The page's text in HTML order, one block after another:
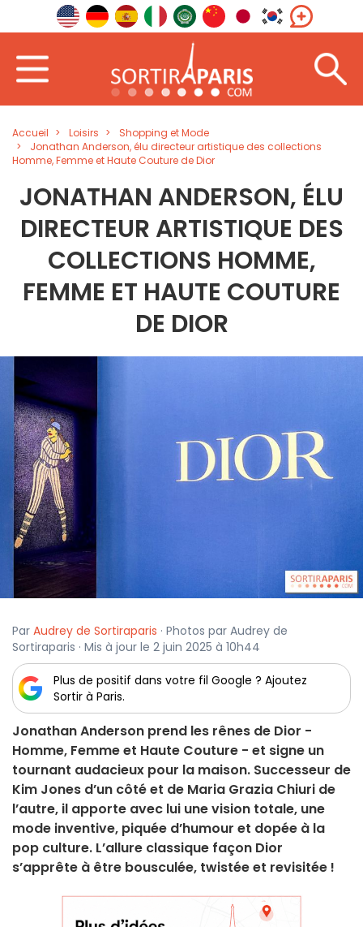
Accueil Loisirs
Shopping et Mode
Jonathan Anderson, élu directeur artistique des collections
Homme, Femme et Haute Couture de Dior
JONATHAN ANDERSON, ÉLU
DIRECTEUR ARTISTIQUE DES
COLLECTIONS HOMME,
FEMME ET HAUTE COUTURE
DE DIOR
Par Audrey de Sortiraparis · Photos par Audrey de
Sortiraparis · Mis à jour le 2 juin 2025 à 10h44
Plus de positif dans votre fil Google ? Ajoutez
Sortir à Paris.
Jonathan Anderson prend les rênes de Dior -
Homme, Femme et Haute Couture - et signe un
tournant audacieux pour la maison. Successeur de
Kim Jones d’un côté et de Maria Grazia Chiuri de
l’autre, il apporte avec lui une vision totale, une
mode inventive, piquée d’humour et dopée à la
pop culture. L’allure classique façon Dior
s’apprête à être bousculée, twistée et revisitée !